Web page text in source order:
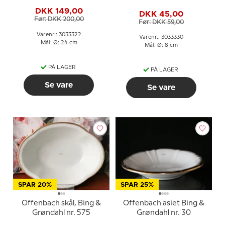
DKK 149,00
Før: DKK 200,00
Varenr.: 3033322
Mål: Ø: 24 cm
PÅ LAGER
Se vare
DKK 45,00
Før: DKK 59,00
Varenr.: 3033330
Mål: Ø: 8 cm
PÅ LAGER
Se vare
SPAR 20%
Offenbach skål, Bing &
Grøndahl nr. 575
SPAR 25%
Offenbach asiet Bing &
Grøndahl nr. 30